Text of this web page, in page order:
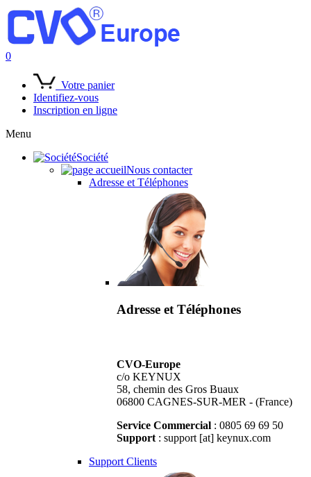
0
Votre panier
Identifiez-vous
Inscription en ligne
Menu
Société
Nous contacter
Adresse et Téléphones
Adresse et Téléphones
CVO-Europe
c/o KEYNUX
58, chemin des Gros Buaux
06800 CAGNES-SUR-MER - (France)
Service Commercial : 0805 69 69 50
Support : support [at] keynux.com
Support Clients